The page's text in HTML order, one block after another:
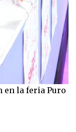
en la feria Puro